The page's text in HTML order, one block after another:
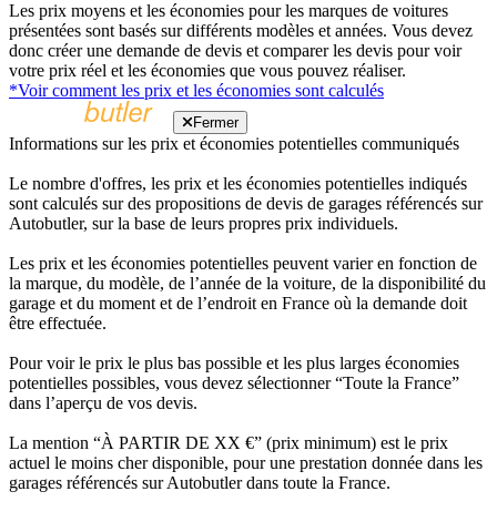
Les prix moyens et les économies pour les marques de voitures
présentées sont basés sur différents modèles et années. Vous devez
donc créer une demande de devis et comparer les devis pour voir
votre prix réel et les économies que vous pouvez réaliser.
*Voir comment les prix et les économies sont calculés
Fermer
Informations sur les prix et économies potentielles communiqués
Le nombre d'offres, les prix et les économies potentielles indiqués
sont calculés sur des propositions de devis de garages référencés sur
Autobutler, sur la base de leurs propres prix individuels.
Les prix et les économies potentielles peuvent varier en fonction de
la marque, du modèle, de l’année de la voiture, de la disponibilité du
garage et du moment et de l’endroit en France où la demande doit
être effectuée.
Pour voir le prix le plus bas possible et les plus larges économies
potentielles possibles, vous devez sélectionner “Toute la France”
dans l’aperçu de vos devis.
La mention “À PARTIR DE XX €” (prix minimum) est le prix
actuel le moins cher disponible, pour une prestation donnée dans les
garages référencés sur Autobutler dans toute la France.